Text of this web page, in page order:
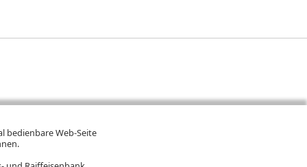
bedienbare Web-Seite